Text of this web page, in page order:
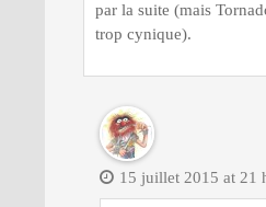
par la suite (mais
trop cynique).
15 juillet 2015 at 21